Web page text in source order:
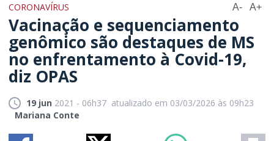
CORONAVÍRUS A- A+
Vacinação e sequenciamento
genômico são destaques de MS
no enfrentamento à Covid-19,
diz OPAS
19 jun 2021 - 06h37 atualizado em 03/03/2026 às 09h23
Mariana Conte